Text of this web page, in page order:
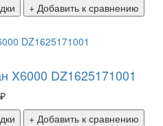
+ Добавить к сравнению
X6000 DZ1625171001
+ Добавить к сравнению